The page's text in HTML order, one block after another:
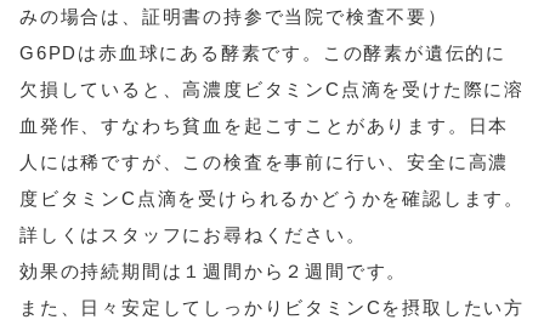
みの場合は、証明書の持参で当院で検査不要）
G6PDは赤血球にある酵素です。この酵素が遺伝的に
欠損していると、高濃度ビタミンC点滴を受けた際に溶
血発作、すなわち貧血を起こすことがあります。日本
人には稀ですが、この検査を事前に行い、安全に高濃
度ビタミンC点滴を受けられるかどうかを確認します。
詳しくはスタッフにお尋ねください。
効果の持続期間は１週間から２週間です。
また、日々安定してしっかりビタミンCを摂取したい方